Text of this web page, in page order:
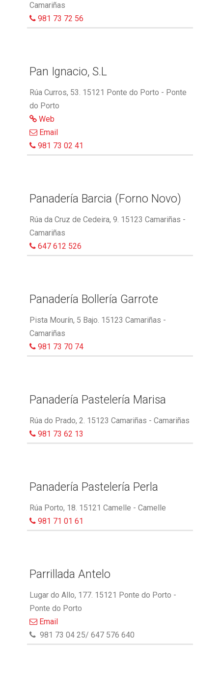
Camariñas
981 73 72 56
Pan Ignacio, S.L
Rúa Curros, 53. 15121 Ponte do Porto - Ponte
do Porto
Web
Email
981 73 02 41
Panadería Barcia (Forno Novo)
Rúa da Cruz de Cedeira, 9. 15123 Camariñas -
Camariñas
647 612 526
Panadería Bollería Garrote
Pista Mourín, 5 Bajo. 15123 Camariñas -
Camariñas
981 73 70 74
Panadería Pastelería Marisa
Rúa do Prado, 2. 15123 Camariñas - Camariñas
981 73 62 13
Panadería Pastelería Perla
Rúa Porto, 18. 15121 Camelle - Camelle
981 71 01 61
Parrillada Antelo
Lugar do Allo, 177. 15121 Ponte do Porto -
Ponte do Porto
Email
981 73 04 25/ 647 576 640